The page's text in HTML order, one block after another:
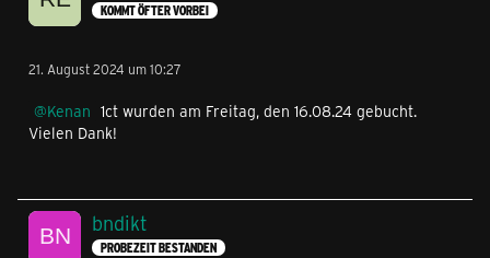
KOMMT ÖFTER VORBEI
21. August 2024 um 10:27
Kenan 1ct wurden am Freitag, den 16.08.24 gebucht.
Vielen Dank!
bndikt
PROBEZEIT BESTANDEN